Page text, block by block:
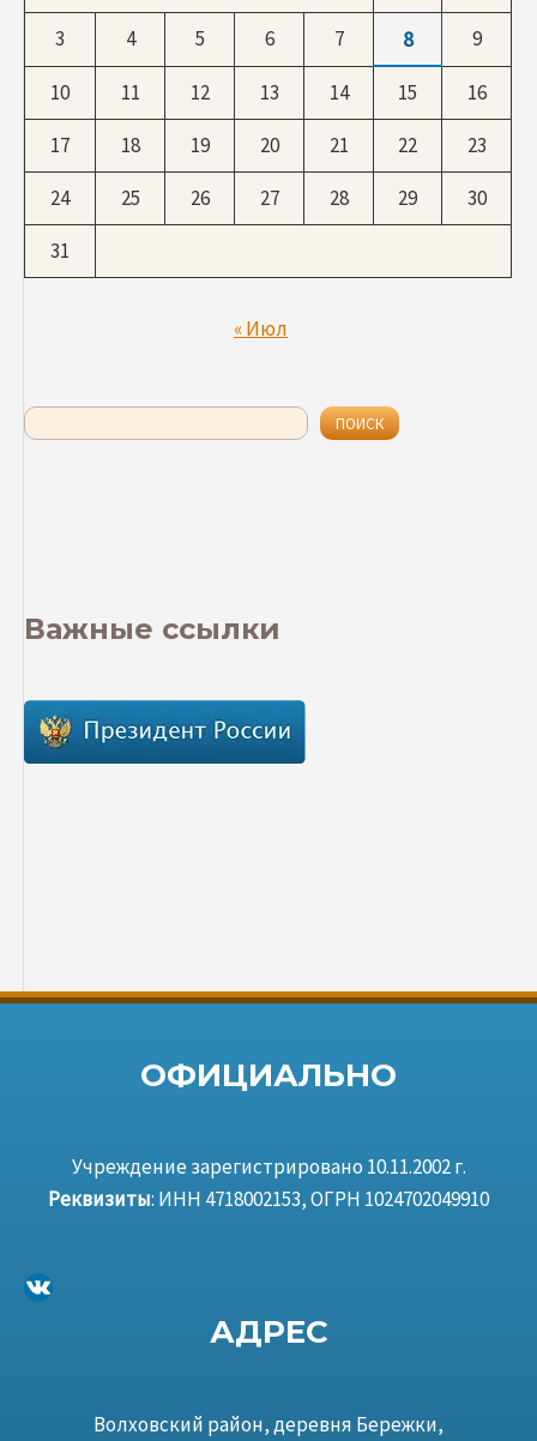
3
4 5 6 7 8 9
10 11 12 13 14 15
16
17
18 19 20 21 22
23
24
25 26 27 28 29
30
31
« Июл
Поиск ПОИСК
Важные ссылки
ОФИЦИАЛЬНО
Учреждение зарегистрировано 10.11.2002 г.
Реквизиты: ИНН 4718002153, ОГРН 1024702049910
ВКонтакте
АДРЕС
Волховский район, деревня Бережки,